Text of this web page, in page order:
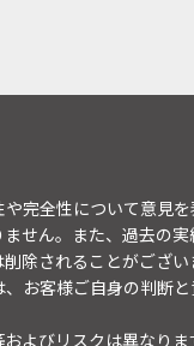
完全性について意見
せん。また、過去の実
除されることがござ
お客様ご自身の判断
よびリスクは異なり